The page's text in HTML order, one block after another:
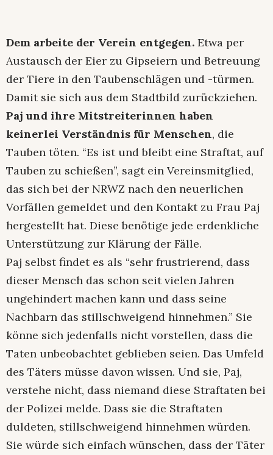
Dem arbeite der Verein entgegen. Etwa per
Austausch der Eier zu Gipseiern und Betreuung
der Tiere in den Taubenschlägen und -türmen.
Damit sie sich aus dem Stadtbild zurückziehen.
Paj und ihre Mitstreiterinnen haben
keinerlei Verständnis für Menschen, die
Tauben töten. “Es ist und bleibt eine Straftat, auf
Tauben zu schießen”, sagt ein Vereinsmitglied,
das sich bei der NRWZ nach den neuerlichen
Vorfällen gemeldet und den Kontakt zu Frau Paj
hergestellt hat. Diese benötige jede erdenkliche
Unterstützung zur Klärung der Fälle.
Paj selbst findet es als “sehr frustrierend, dass
dieser Mensch das schon seit vielen Jahren
ungehindert machen kann und dass seine
Nachbarn das stillschweigend hinnehmen.” Sie
könne sich jedenfalls nicht vorstellen, dass die
Taten unbeobachtet geblieben seien. Das Umfeld
des Täters müsse davon wissen. Und sie, Paj,
verstehe nicht, dass niemand diese Straftaten bei
der Polizei melde. Dass sie die Straftaten
duldeten, stillschweigend hinnehmen würden.
Sie würde sich einfach wünschen, dass der Täter